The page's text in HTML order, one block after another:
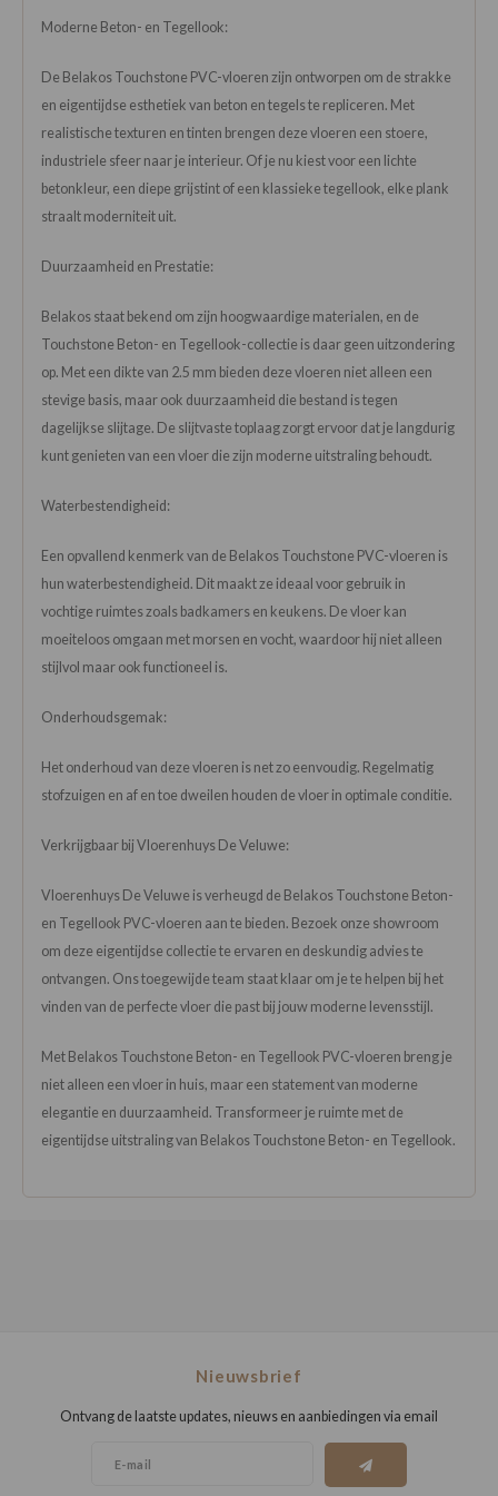
Moderne Beton- en Tegellook:
De Belakos Touchstone PVC-vloeren zijn ontworpen om de strakke
en eigentijdse esthetiek van beton en tegels te repliceren. Met
realistische texturen en tinten brengen deze vloeren een stoere,
industriele sfeer naar je interieur. Of je nu kiest voor een lichte
betonkleur, een diepe grijstint of een klassieke tegellook, elke plank
straalt moderniteit uit.
Duurzaamheid en Prestatie:
Belakos staat bekend om zijn hoogwaardige materialen, en de
Touchstone Beton- en Tegellook-collectie is daar geen uitzondering
op. Met een dikte van 2.5 mm bieden deze vloeren niet alleen een
stevige basis, maar ook duurzaamheid die bestand is tegen
dagelijkse slijtage. De slijtvaste toplaag zorgt ervoor dat je langdurig
kunt genieten van een vloer die zijn moderne uitstraling behoudt.
Waterbestendigheid:
Een opvallend kenmerk van de Belakos Touchstone PVC-vloeren is
hun waterbestendigheid. Dit maakt ze ideaal voor gebruik in
vochtige ruimtes zoals badkamers en keukens. De vloer kan
moeiteloos omgaan met morsen en vocht, waardoor hij niet alleen
stijlvol maar ook functioneel is.
Onderhoudsgemak:
Het onderhoud van deze vloeren is net zo eenvoudig. Regelmatig
stofzuigen en af en toe dweilen houden de vloer in optimale conditie.
Verkrijgbaar bij Vloerenhuys De Veluwe:
Vloerenhuys De Veluwe is verheugd de Belakos Touchstone Beton-
en Tegellook PVC-vloeren aan te bieden. Bezoek onze showroom
om deze eigentijdse collectie te ervaren en deskundig advies te
ontvangen. Ons toegewijde team staat klaar om je te helpen bij het
vinden van de perfecte vloer die past bij jouw moderne levensstijl.
Met Belakos Touchstone Beton- en Tegellook PVC-vloeren breng je
niet alleen een vloer in huis, maar een statement van moderne
elegantie en duurzaamheid. Transformeer je ruimte met de
eigentijdse uitstraling van Belakos Touchstone Beton- en Tegellook.
Nieuwsbrief
Ontvang de laatste updates, nieuws en aanbiedingen via email